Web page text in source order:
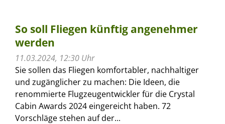
So soll Fliegen künftig angenehmer
werden
11.03.2024, 12:30 Uhr
Sie sollen das Fliegen komfortabler, nachhaltiger
und zugänglicher zu machen: Die Ideen, die
renommierte Flugzeugentwickler für die Crystal
Cabin Awards 2024 eingereicht haben. 72
Vorschläge stehen auf der...